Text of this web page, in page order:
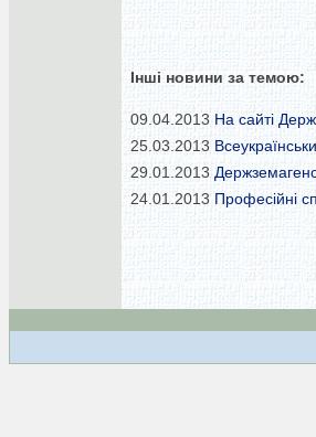
Інші новини за темою:
09.04.2013 На сайті
25.03.2013
29.01.2013
24.01.2013 Професійні